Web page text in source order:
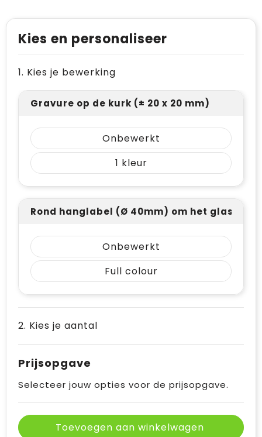
Kies en personaliseer
1. Kies je bewerking
Gravure op de kurk (± 20 x 20 mm)
Onbewerkt
1
Rond hanglabel (Ø 40mm) om het
Onbewerkt
Full colour
2. Kies je aantal
Prijsopgave
Selecteer jouw opties voor de prijsopgave.
Toevoegen aan winkelwagen